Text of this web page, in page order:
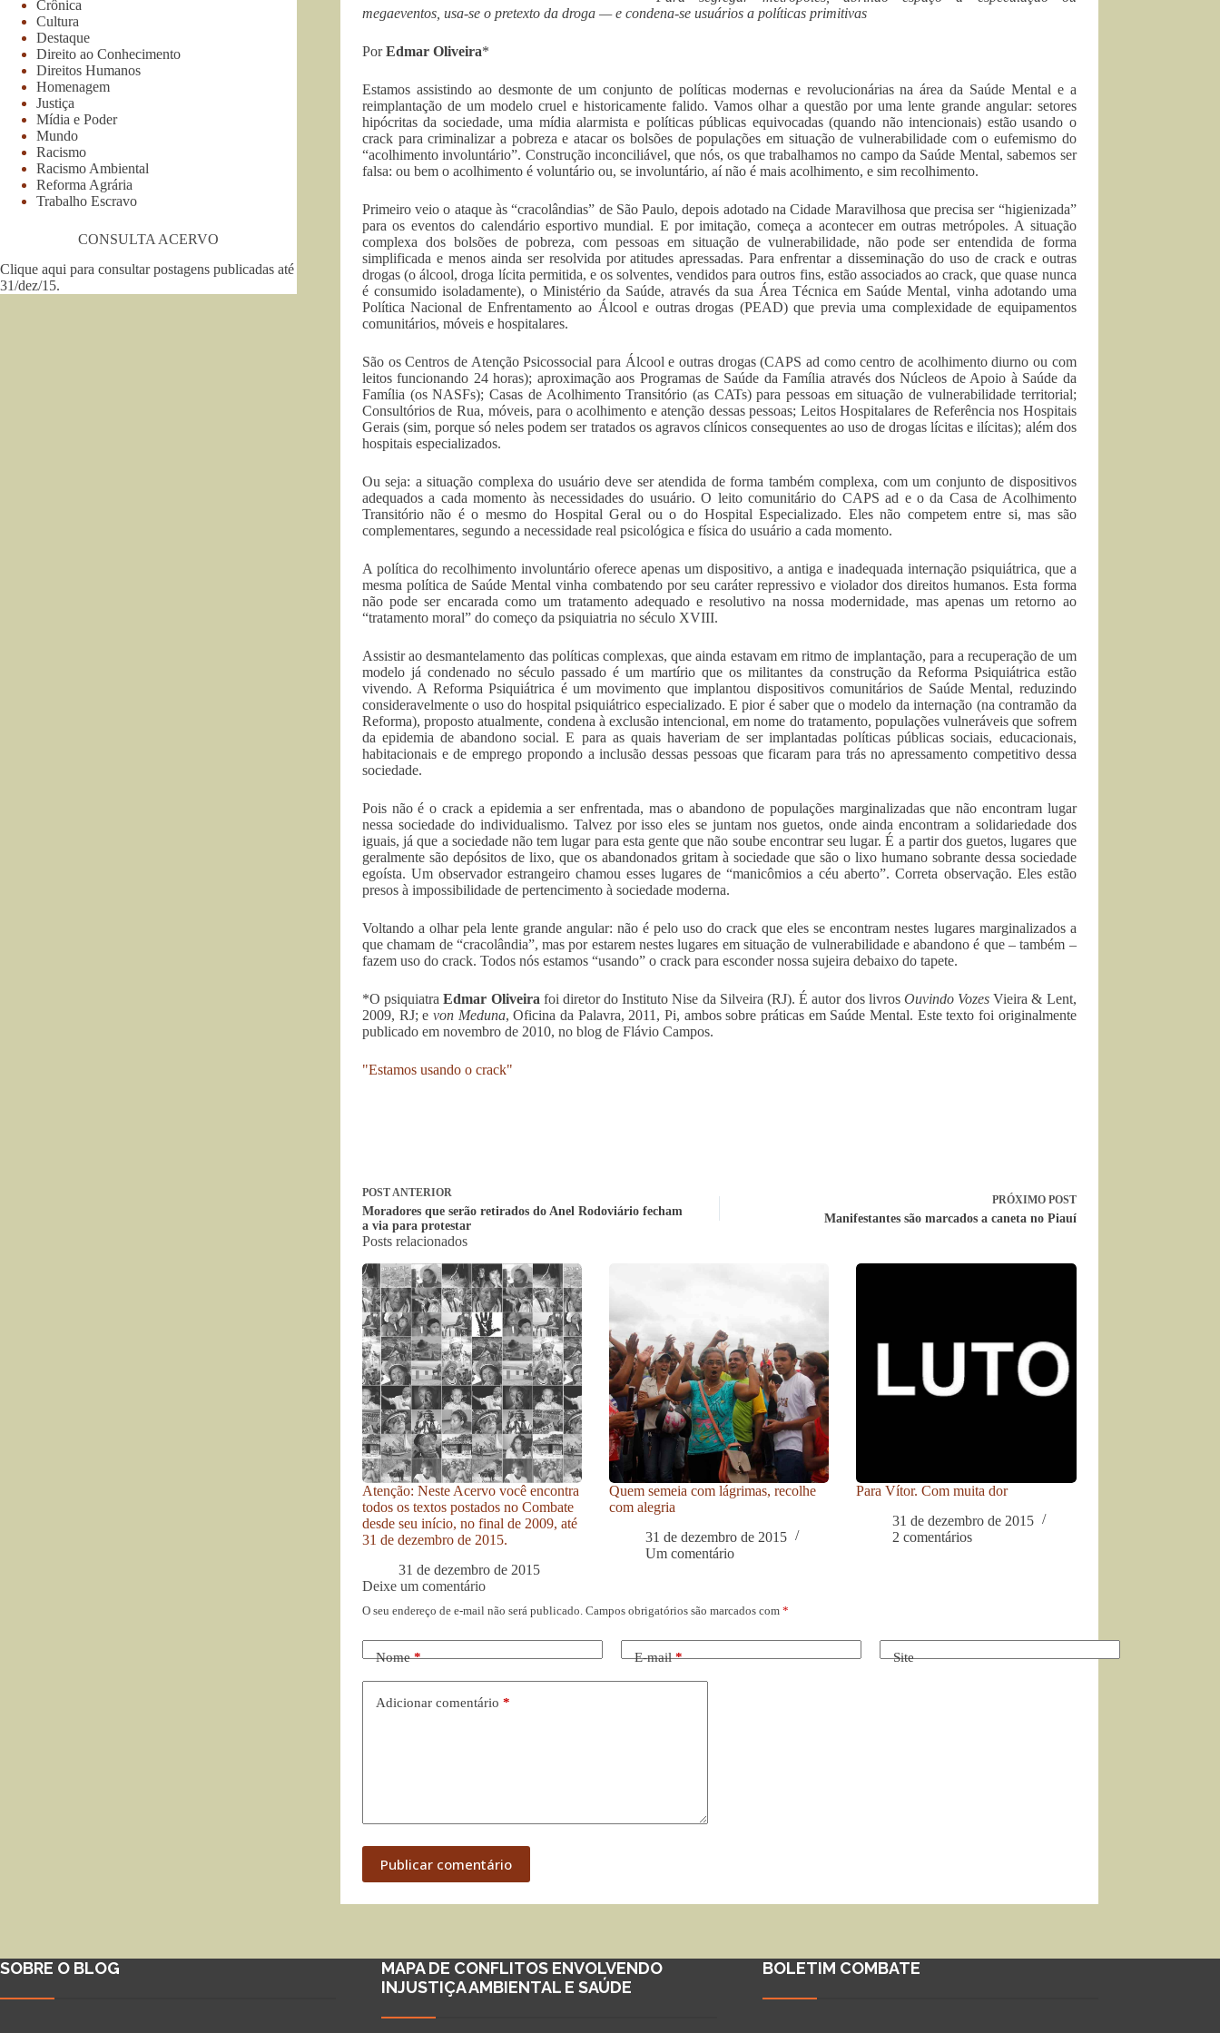
megaeventos, usa-se o pretexto da droga — e condena-se usuários a políticas primitivas
PorEdmar Oliveira*
Estamos assistindo ao desmonte de um conjunto de políticas modernas e revolucionárias na área da Saúde Mental e a
reimplantação de um modelo cruel e historicamente falido. Vamos olhar a questão por uma lente grande angular: setores
hipócritas da sociedade, uma mídia alarmista e políticas públicas equivocadas (quando não intencionais) estão usando o
crack para criminalizar a pobreza e atacar os bolsões de populações em situação de vulnerabilidade com o eufemismo do
“acolhimento involuntário”. Construção inconciliável, que nós, os que trabalhamos no campo da Saúde Mental, sabemos ser
falsa: ou bem o acolhimento é voluntário ou, se involuntário, aí não é mais acolhimento, e sim recolhimento.
Primeiro veio o ataque às “cracolândias” de São Paulo, depois adotado na Cidade Maravilhosa que precisa ser “higienizada”
para os eventos do calendário esportivo mundial. E por imitação, começa a acontecer em outras metrópoles. A situação
complexa dos bolsões de pobreza, com pessoas em situação de vulnerabilidade, não pode ser entendida de forma
simplificada e menos ainda ser resolvida por atitudes apressadas. Para enfrentar a disseminação do uso de crack e outras
drogas (o álcool, droga lícita permitida, e os solventes, vendidos para outros fins, estão associados ao crack, que quase nunca
é consumido isoladamente), o Ministério da Saúde, através da sua Área Técnica em Saúde Mental, vinha adotando uma
Política Nacional de Enfrentamento ao Álcool e outras drogas (PEAD) que previa uma complexidade de equipamentos
comunitários, móveis e hospitalares.
São os Centros de Atenção Psicossocial para Álcool e outras drogas (CAPS ad como centro de acolhimento diurno ou com
leitos funcionando 24 horas); aproximação aos Programas de Saúde da Família através dos Núcleos de Apoio à Saúde da
Família (os NASFs); Casas de Acolhimento Transitório (as CATs) para pessoas em situação de vulnerabilidade territorial;
Consultórios de Rua, móveis, para o acolhimento e atenção dessas pessoas; Leitos Hospitalares de Referência nos Hospitais
Gerais (sim, porque só neles podem ser tratados os agravos clínicos consequentes ao uso de drogas lícitas e ilícitas); além dos
hospitais especializados.
Ou seja: a situação complexa do usuário deve ser atendida de forma também complexa, com um conjunto de dispositivos
adequados a cada momento às necessidades do usuário. O leito comunitário do CAPS ad e o da Casa de Acolhimento
Transitório não é o mesmo do Hospital Geral ou o do Hospital Especializado. Eles não competem entre si, mas são
complementares, segundo a necessidade real psicológica e física do usuário a cada momento.
A política do recolhimento involuntário oferece apenas um dispositivo, a antiga e inadequada internação psiquiátrica, que a
mesma política de Saúde Mental vinha combatendo por seu caráter repressivo e violador dos direitos humanos. Esta forma
não pode ser encarada como um tratamento adequado e resolutivo na nossa modernidade, mas apenas um retorno ao
“tratamento moral” do começo da psiquiatria no século XVIII.
Assistir ao desmantelamento das políticas complexas, que ainda estavam em ritmo de implantação, para a recuperação de um
modelo já condenado no século passado é um martírio que os militantes da construção da Reforma Psiquiátrica estão
vivendo. A Reforma Psiquiátrica é um movimento que implantou dispositivos comunitários de Saúde Mental, reduzindo
consideravelmente o uso do hospital psiquiátrico especializado. E pior é saber que o modelo da internação (na contramão da
Reforma), proposto atualmente, condena à exclusão intencional, em nome do tratamento, populações vulneráveis que sofrem
da epidemia de abandono social. E para as quais haveriam de ser implantadas políticas públicas sociais, educacionais,
habitacionais e de emprego propondo a inclusão dessas pessoas que ficaram para trás no apressamento competitivo dessa
sociedade.
Pois não é o crack a epidemia a ser enfrentada, mas o abandono de populações marginalizadas que não encontram lugar
nessa sociedade do individualismo. Talvez por isso eles se juntam nos guetos, onde ainda encontram a solidariedade dos
iguais, já que a sociedade não tem lugar para esta gente que não soube encontrar seu lugar. É a partir dos guetos, lugares que
geralmente são depósitos de lixo, que os abandonados gritam à sociedade que são o lixo humano sobrante dessa sociedade
egoísta. Um observador estrangeiro chamou esses lugares de “manicômios a céu aberto”. Correta observação. Eles estão
presos à impossibilidade de pertencimento à sociedade moderna.
Voltando a olhar pela lente grande angular: não é pelo uso do crack que eles se encontram nestes lugares marginalizados a
que chamam de “cracolândia”, mas por estarem nestes lugares em situação de vulnerabilidade e abandono é que – também –
fazem uso do crack. Todos nós estamos “usando” o crack para esconder nossa sujeira debaixo do tapete.
*O psiquiatraEdmar Oliveira foi diretor do Instituto Nise da Silveira (RJ). É autor dos livros Ouvindo Vozes Vieira & Lent,
2009, RJ; e von Meduna, Oficina da Palavra, 2011, Pi, ambos sobre práticas em Saúde Mental. Este texto foi originalmente
publicado em novembro de 2010, no blog de Flávio Campos.
"Estamos usando o crack"
POSTANTERIOR
Moradores que serão retirados do Anel Rodoviário fecham
a via para protestar
PRÓXIMO POST
Manifestantes são marcados a caneta no Piauí
Posts relacionados
Atenção: Neste Acervo você encontra
todos os textos postados no Combate
desde seu início, no final de 2009, até
31 de dezembro de 2015.
31 de dezembro de 2015
Quem semeia com lágrimas, recolhe
com alegria
31 de dezembro de 2015
Um comentário
Para Vítor. Com muita dor
31 de dezembro de 2015
2 comentários
Deixe um comentário
O seu endereço de e-mail não será publicado. Campos obrigatórios são marcados com *
Nome* E-mail* Site
Adicionar comentário *
Publicar comentário
Crônica
Cultura
Destaque
Direito ao Conhecimento
Direitos Humanos
Homenagem
Justiça
Mídia e Poder
Mundo
Racismo
Racismo Ambiental
Reforma Agrária
Trabalho Escravo
CONSULTA ACERVO
Clique aqui para consultar postagens publicadas até
31/dez/15.
SOBRE O BLOG
MAPA DE CONFLITOS ENVOLVENDO
INJUSTIÇA AMBIENTAL E SAÚDE
BOLETIM COMBATE